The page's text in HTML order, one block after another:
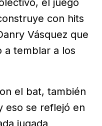
con hits
Vásquez que
a temblar a los
el bat, también
eso se reflejó en
jugada